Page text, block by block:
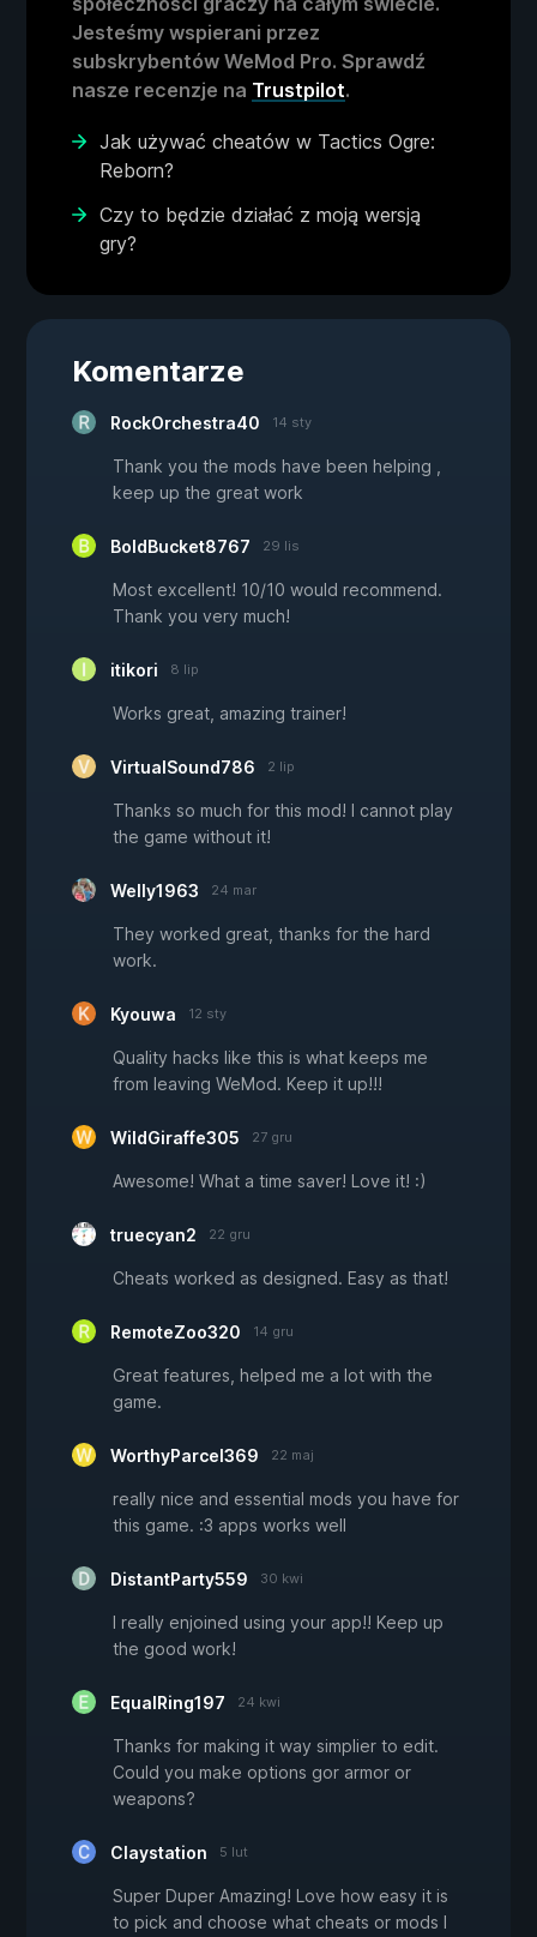
Jesteśmy wspierani przez
subskrybentów WeMod Pro. Sprawdź
nasze recenzje na Trustpilot.
Jak używać cheatów w Tactics Ogre:
Reborn?
Czy to będzie działać z moją wersją
gry?
Komentarze
RockOrchestra40 14 sty
Thank you the mods have been helping ,
keep up the great work
BoldBucket8767 29 lis
Most excellent! 10/10 would recommend.
Thank you very much!
itikori 8 lip
Works great, amazing trainer!
VirtualSound786 2 lip
Thanks so much for this mod! I cannot play
the game without it!
Welly1963 24 mar
They worked great, thanks for the hard
work.
Kyouwa 12 sty
Quality hacks like this is what keeps me
from leaving WeMod. Keep it up!!!
WildGiraffe305 27 gru
Awesome! What a time saver! Love it! :)
truecyan2 22 gru
Cheats worked as designed. Easy as that!
RemoteZoo320 14 gru
Great features, helped me a lot with the
game.
WorthyParcel369 22 maj
really nice and essential mods you have for
this game. :3 apps works well
DistantParty559 30 kwi
I really enjoined using your app!! Keep up
the good work!
EqualRing197 24 kwi
Thanks for making it way simplier to edit.
Could you make options gor armor or
weapons?
Claystation 5 lut
Super Duper Amazing! Love how easy it is
to pick and choose what cheats or mods I